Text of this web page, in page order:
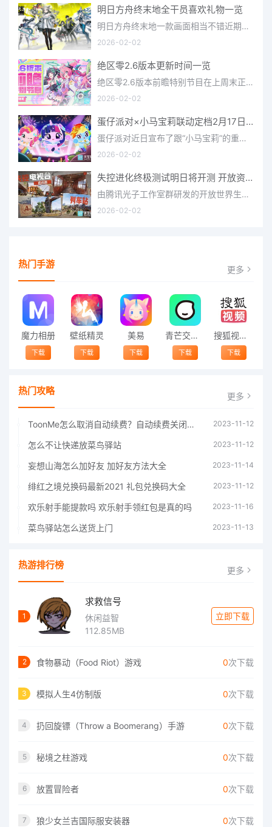
明日方舟终末地全干员喜欢礼物一览
明日方舟终末地一款画面相当不错近期非常火爆的大型二次元冒险游戏，这里有相当多好看的干员可以让你来抽取并
2026-02-02
绝区零2.6版本更新时间一览
绝区零2.6版本前瞻特别节目在上周末正式播出，官方给玩家们带来了许多关于最新版本的相关资讯和上线时间，不少
2026-02-02
蛋仔派对×小马宝莉联动定档2月17日 联动外观将登场
蛋仔派对近日宣布了跟“小马宝莉”的重磅联动！并且时间定档在了2月17日，此次联动将会上新很多外观，各种小马宝
2026-02-02
失控进化终极测试明日将开测 开放资格预下载已开启
由腾讯光子工作室群研发的开放世界生存进化手游《失控进化》宣布，终极测试将于明日正式开启，目前测试资格预下
2026-02-02
热门手游 更多
魔力相册
下载
壁纸精灵
下载
美易
下载
青芒交友软件官方版2021 v1.3
下载
搜狐视频app免费送会员下载安装到手机 v8.8.5
下载
热门攻略 更多
ToonMe怎么取消自动续费？自动续费关闭方法 2023-11-12
怎么不让快递放菜鸟驿站 2023-11-12
妄想山海怎么加好友 加好友方法大全 2023-11-14
绯红之境兑换码最新2021 礼包兑换码大全 2023-11-12
欢乐射手能提款吗 欢乐射手领红包是真的吗 2023-11-16
菜鸟驿站怎么送货上门 2023-11-13
热游排行榜 更多
1
求救信号
休闲益智
112.85MB
立即下载
2 食物暴动（Food Riot）游戏 0次下载
3 模拟人生4仿制版 0次下载
4 扔回旋镖（Throw a Boomerang）手游 0次下载
5 秘境之柱游戏 0次下载
6 放置冒险者 0次下载
7 狼少女兰吉国际服安装器 0次下载